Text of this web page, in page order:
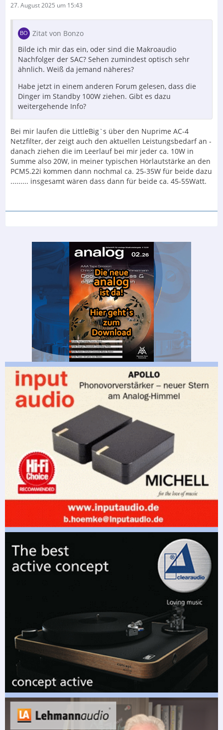
27. August 2025 um 15:43
Zitat von Bonzo
Bilde ich mir das ein, oder sind die Makroaudio
Nachfolger der SAC? Sehen zumindest optisch sehr
ähnlich. Weiß da jemand näheres?
Habe jetzt in einem anderen Forum gelesen, dass die
Dinger im Standby 100W ziehen. Gibt es dazu
weitergehende Info?
Bei mir laufen die LittleBig`s über den Nuprime AC-4
Netzfilter, der zeigt auch den aktuellen Leistungsbedarf an -
danach ziehen die im Leerlauf bei mir jeder ca. 10W in
Summe also 20W, in meiner typischen Hörlautstärke an den
PCM5.22i kommen dann nochmal ca. 25-35W für beide dazu
......... insgesamt wären dass dann für beide ca. 45-55Watt.